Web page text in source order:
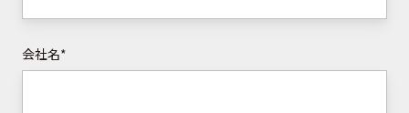
会社名*